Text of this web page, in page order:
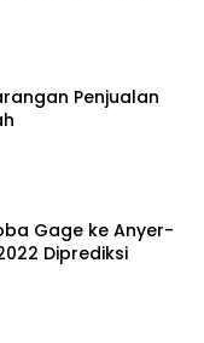
Penjualan
Gage ke Anyer-
Diprediksi